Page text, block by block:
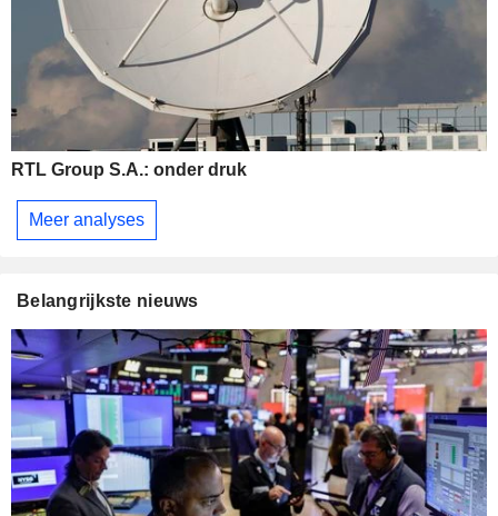
RTL Group S.A.: onder druk
Meer analyses
Belangrijkste nieuws